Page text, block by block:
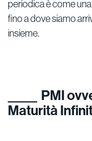
periodica è come
fino a dove siamo
insieme.
PMI
Maturità